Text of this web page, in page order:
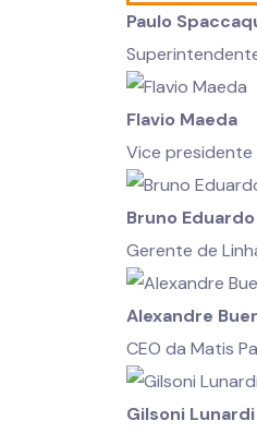
Paulo
Flavio Maeda
Vice presidente
Bruno
Gerente de
Alexandre
CEO da Matis
Gilsoni